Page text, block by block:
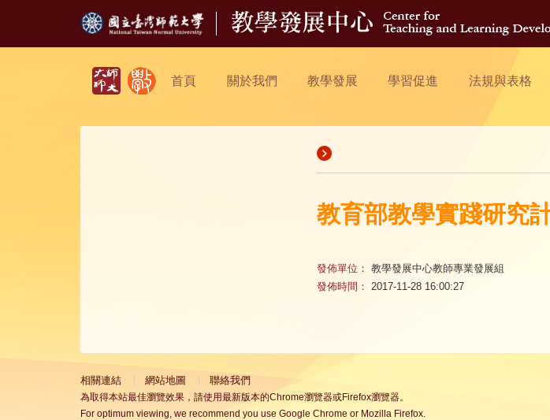
首頁 關於我們 教學發展 學習促進 法規與表格
教育部教學實踐研究
發佈單位： 教學發展中心教師專業發展組
發佈時間： 2017-11-28 16:00:27
相關連結 網站地圖 聯絡我們
為取得本站最佳瀏覽效果，請使用最新版本的Chrome瀏覽器或Firefox瀏覽器。
For optimum viewing, we recommend you use Google Chrome or Mozilla Firefox.